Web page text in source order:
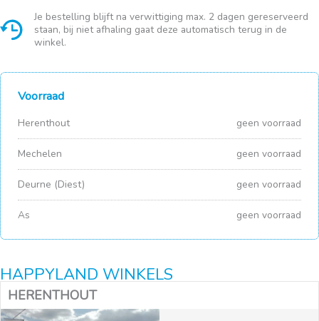
Je bestelling blijft na verwittiging max. 2 dagen gereserveerd
staan, bij niet afhaling gaat deze automatisch terug in de
winkel.
Voorraad
Herenthout geen voorraad
Mechelen geen voorraad
Deurne (Diest) geen voorraad
As geen voorraad
HAPPYLAND WINKELS
HERENTHOUT